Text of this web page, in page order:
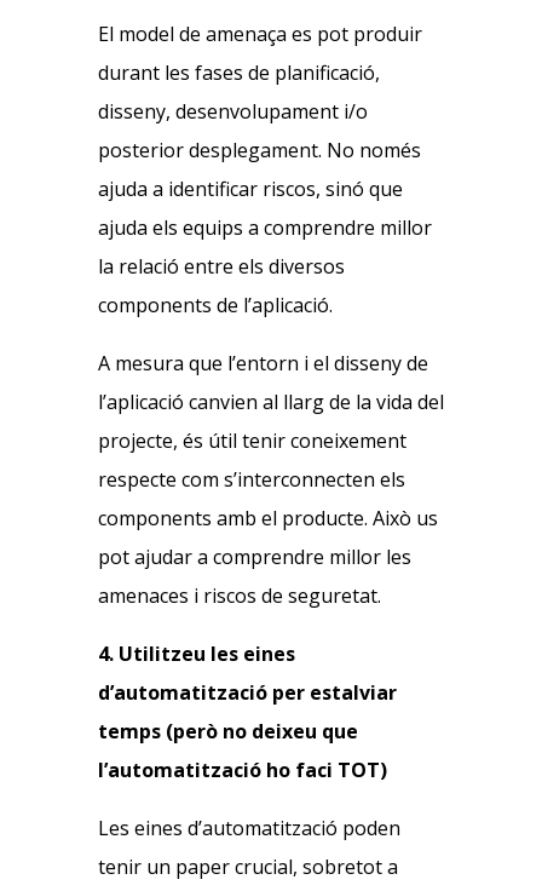
El model de amenaça es pot produir
durant les fases de planificació,
disseny, desenvolupament i/o
posterior desplegament. No només
ajuda a identificar riscos, sinó que
ajuda els equips a comprendre millor
la relació entre els diversos
components de l’aplicació.
A mesura que l’entorn i el disseny de
l’aplicació canvien al llarg de la vida del
projecte, és útil tenir coneixement
respecte com s’interconnecten els
components amb el producte. Això us
pot ajudar a comprendre millor les
amenaces i riscos de seguretat.
4. Utilitzeu les eines
d’automatització per estalviar
temps (però no deixeu que
l’automatització ho faci TOT)
Les eines d’automatització poden
tenir un paper crucial, sobretot a